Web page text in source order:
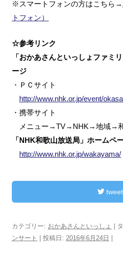
※スマートフォンの方はこちら→
トフォン）
☆参考リンク
「おかあさんといっしょファミ
ージ
・ＰＣサイト
http://www.nhk.or.jp/event/
・携帯サイト
メニュー→TV→NHK→地域→和
「NHK和歌山放送局」ホームペ
http://www.nhk.or.jp/wakayama/
tweet
カテゴリー: おかあさんといっしょ |
ンサート
| 投稿日: 2016年6月24日